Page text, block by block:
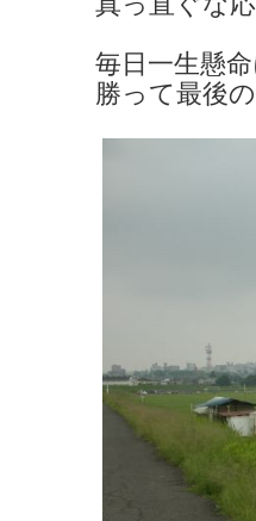
毎日一生懸
勝って最後